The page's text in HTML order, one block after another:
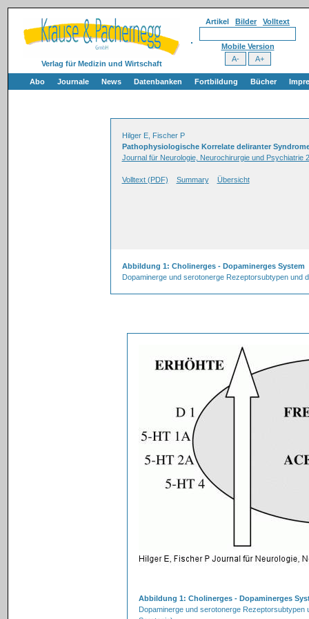
Verlag für Medizin und Wirtschaft
Artikel Bilder Volltext
Mobile Version
Abo Journale News Datenbanken Fortbildung Bücher
Hilger E, Fischer P
Pathophysiologische Korrelate deliranter
Journal für Neurologie, Neurochirurgie und Psychiatrie
Volltext (PDF) Summary Übersicht
Abbildung 1: Cholinerges - Dopaminerges System
Dopaminerge und serotonerge Rezeptorsubtypen und
Abbildung 1: Cholinerges - Dopaminerges
Dopaminerge und serotonerge